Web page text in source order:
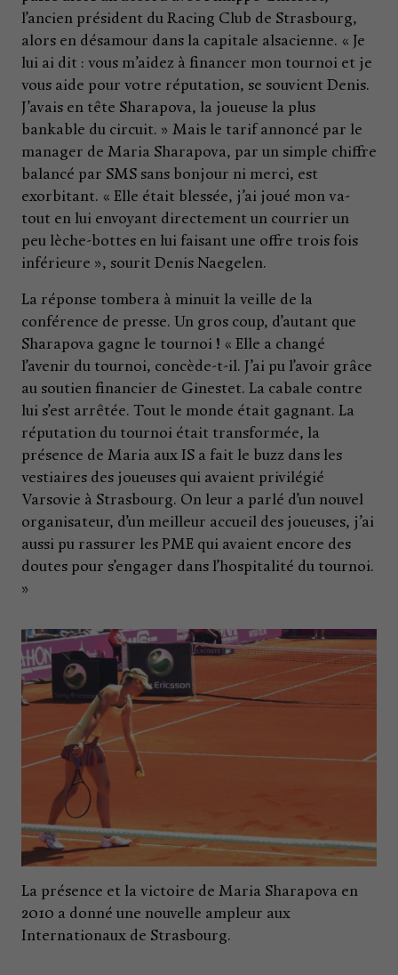
l’ancien président du Racing Club de Strasbourg,
alors en désamour dans la capitale alsacienne. « Je
lui ai dit : vous m’aidez à financer mon tournoi et je
vous aide pour votre réputation, se souvient Denis.
J’avais en tête Sharapova, la joueuse la plus
bankable du circuit. » Mais le tarif annoncé par le
manager de Maria Sharapova, par un simple chiffre
balancé par SMS sans bonjour ni merci, est
exorbitant. « Elle était blessée, j’ai joué mon va-
tout en lui envoyant directement un courrier un
peu lèche-bottes en lui faisant une offre trois fois
inférieure », sourit Denis Naegelen.
La réponse tombera à minuit la veille de la
conférence de presse. Un gros coup, d’autant que
Sharapova gagne le tournoi ! « Elle a changé
l’avenir du tournoi, concède-t-il. J’ai pu l’avoir grâce
au soutien financier de Ginestet. La cabale contre
lui s’est arrêtée. Tout le monde était gagnant. La
réputation du tournoi était transformée, la
présence de Maria aux IS a fait le buzz dans les
vestiaires des joueuses qui avaient privilégié
Varsovie à Strasbourg. On leur a parlé d’un nouvel
organisateur, d’un meilleur accueil des joueuses, j’ai
aussi pu rassurer les PME qui avaient encore des
doutes pour s’engager dans l’hospitalité du tournoi.
»
La présence et la victoire de Maria Sharapova en
2010 a donné une nouvelle ampleur aux
Internationaux de Strasbourg.